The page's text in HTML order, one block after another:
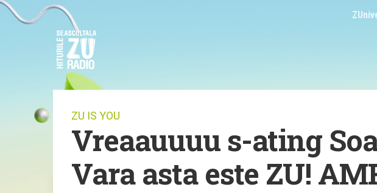
ZU IS YOU
Vreaauuuu s-ating
Vara asta este ZU!